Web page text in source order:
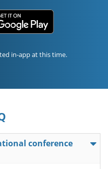
in-app at this time.
conference